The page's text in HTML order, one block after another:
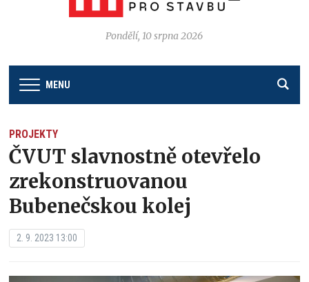
Pondělí, 10 srpna 2026
MENU
PROJEKTY
ČVUT slavnostně otevřelo
zrekonstruovanou
Bubenečskou kolej
2. 9. 2023 13:00